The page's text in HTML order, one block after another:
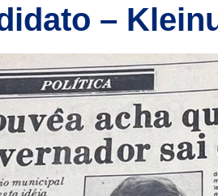
–